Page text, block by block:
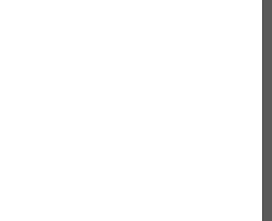
da biste dobili informacije o